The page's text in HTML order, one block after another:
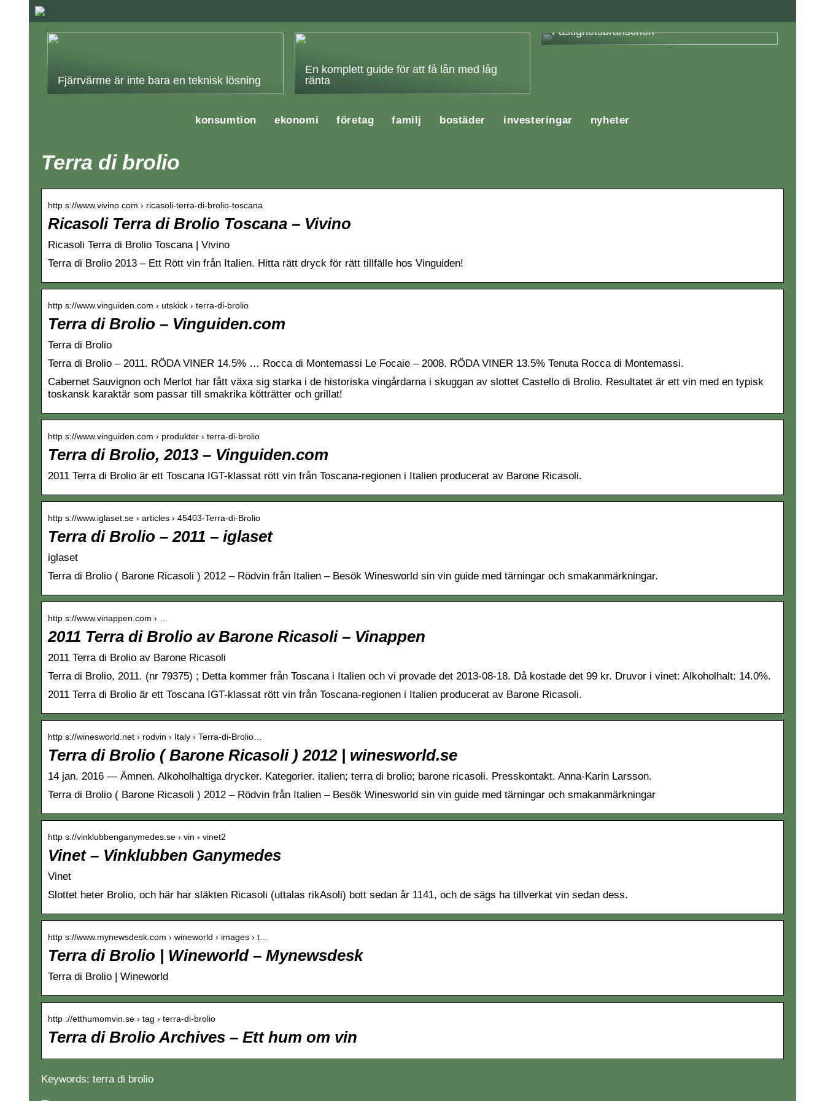
Fjärrvärme är inte bara en teknisk lösning
En komplett guide för att få lån med låg
ränta
Fördelar med Energieffektivisering i
Fastighetsbranschen
konsumtion ekonomi företag familj bostäder investeringar nyheter
Terra di brolio
http s://www.vivino.com › ricasoli-terra-di-brolio-toscana
Ricasoli Terra di Brolio Toscana – Vivino
Ricasoli Terra di Brolio Toscana | Vivino
Terra di Brolio 2013 – Ett Rött vin från Italien. Hitta rätt dryck för rätt tillfälle hos Vinguiden!
http s://www.vinguiden.com › utskick › terra-di-brolio
Terra di Brolio – Vinguiden.com
Terra di Brolio
Terra di Brolio – 2011. RÖDA VINER 14.5% … Rocca di Montemassi Le Focaie – 2008. RÖDA VINER 13.5% Tenuta Rocca di Montemassi.
Cabernet Sauvignon och Merlot har fått växa sig starka i de historiska vingårdarna i skuggan av slottet Castello di Brolio. Resultatet är ett vin med en typisk
toskansk karaktär som passar till smakrika kötträtter och grillat!
http s://www.vinguiden.com › produkter › terra-di-brolio
Terra di Brolio, 2013 – Vinguiden.com
2011 Terra di Brolio är ett Toscana IGT-klassat rött vin från Toscana-regionen i Italien producerat av Barone Ricasoli.
http s://www.iglaset.se › articles › 45403-Terra-di-Brolio
Terra di Brolio – 2011 – iglaset
iglaset
Terra di Brolio ( Barone Ricasoli ) 2012 – Rödvin från Italien – Besök Winesworld sin vin guide med tärningar och smakanmärkningar.
http s://www.vinappen.com › …
2011 Terra di Brolio av Barone Ricasoli – Vinappen
2011 Terra di Brolio av Barone Ricasoli
Terra di Brolio, 2011. (nr 79375) ; Detta kommer från Toscana i Italien och vi provade det 2013-08-18. Då kostade det 99 kr. Druvor i vinet: Alkoholhalt: 14.0%.
2011 Terra di Brolio är ett Toscana IGT-klassat rött vin från Toscana-regionen i Italien producerat av Barone Ricasoli.
http s://winesworld.net › rodvin › Italy › Terra-di-Brolio…
Terra di Brolio ( Barone Ricasoli ) 2012 | winesworld.se
14 jan. 2016 — Ämnen. Alkoholhaltiga drycker. Kategorier. italien; terra di brolio; barone ricasoli. Presskontakt. Anna-Karin Larsson.
Terra di Brolio ( Barone Ricasoli ) 2012 – Rödvin från Italien – Besök Winesworld sin vin guide med tärningar och smakanmärkningar
http s://vinklubbenganymedes.se › vin › vinet2
Vinet – Vinklubben Ganymedes
Vinet
Slottet heter Brolio, och här har släkten Ricasoli (uttalas rikAsoli) bott sedan år 1141, och de sägs ha tillverkat vin sedan dess.
http s://www.mynewsdesk.com › wineworld › images › t…
Terra di Brolio | Wineworld – Mynewsdesk
Terra di Brolio | Wineworld
http ://etthumomvin.se › tag › terra-di-brolio
Terra di Brolio Archives – Ett hum om vin
Keywords: terra di brolio